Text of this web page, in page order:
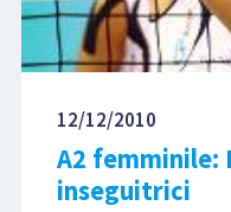
12/12/2010
A2 femminile:
inseguitrici